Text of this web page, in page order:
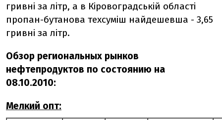
гривні за літр, а в Кіровоградській області
пропан-бутанова техсуміш найдешевша - 3,65
гривні за літр.
Обзор региональных рынков
нефтепродуктов по состоянию на
08.10.2010:
Мелкий опт: